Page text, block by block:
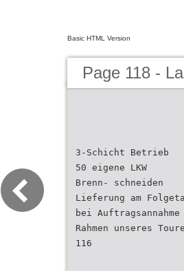
Basic HTML Version
Page 118 -
3-Schicht Betrieb
50 eigene LKW
Brenn- schneiden
Lieferung am
bei
Rahmen unseres
116